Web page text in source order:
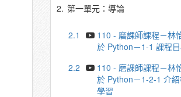
2. 第一單元：導論
2.1
110 - 磨課師課程－林
於 Python－1-1 課程
2.2
110 - 磨課師課程－林
於 Python－1-2-1 介
學習